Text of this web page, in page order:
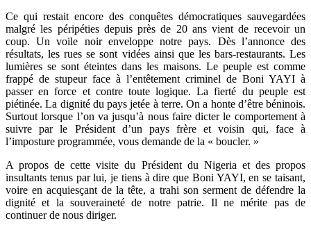
Ce qui restait encore des conquêtes démocratiques sauvegardées
malgré les péripéties depuis près de 20 ans vient de recevoir un
coup. Un voile noir enveloppe notre pays. Dès l’annonce des
résultats, les rues se sont vidées ainsi que les bars-restaurants. Les
lumières se sont éteintes dans les maisons. Le peuple est comme
frappé de stupeur face à l’entêtement criminel de Boni YAYI à
passer en force et contre toute logique. La fierté du peuple est
piétinée. La dignité du pays jetée à terre. On a honte d’être béninois.
Surtout lorsque l’on va jusqu’à nous faire dicter le comportement à
suivre par le Président d’un pays frère et voisin qui, face à
l’imposture programmée, vous demande de la « boucler. »
A propos de cette visite du Président du Nigeria et des propos
insultants tenus par lui, je tiens à dire que Boni YAYI, en se taisant,
voire en acquiesçant de la tête, a trahi son serment de défendre la
dignité et la souveraineté de notre patrie. Il ne mérite pas de
continuer de nous diriger.